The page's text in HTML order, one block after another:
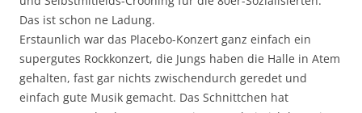
Das ist schon ne Ladung.
Erstaunlich war das Placebo-Konzert ganz einfach ein
supergutes Rockkonzert, die Jungs haben die Halle in Atem
gehalten, fast gar nichts zwischendurch geredet und
einfach gute Musik gemacht. Das Schnittchen hat